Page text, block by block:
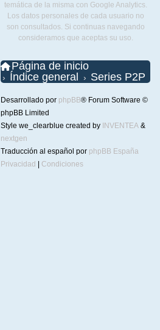
temática de la misma con Google Analytics.
Los datos personales de cada usuario no
son consultados. Si continuas navegando
consideramos que aceptas su uso.
Página de inicio
Índice general
Series P2P
Desarrollado por phpBB® Forum Software ©
phpBB Limited
Style we_clearblue created by INVENTEA &
nextgen
Traducción al español por phpBB España
Privacidad
Condiciones